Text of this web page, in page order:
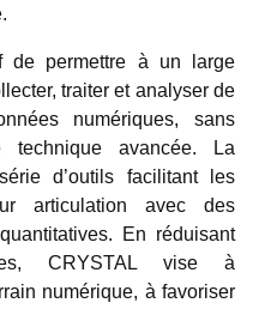
de permettre à un large
traiter et analyser de
numériques, sans
technique avancée. La
d’outils facilitant les
articulation avec des
En réduisant
CRYSTAL vise à
numérique, à favoriser